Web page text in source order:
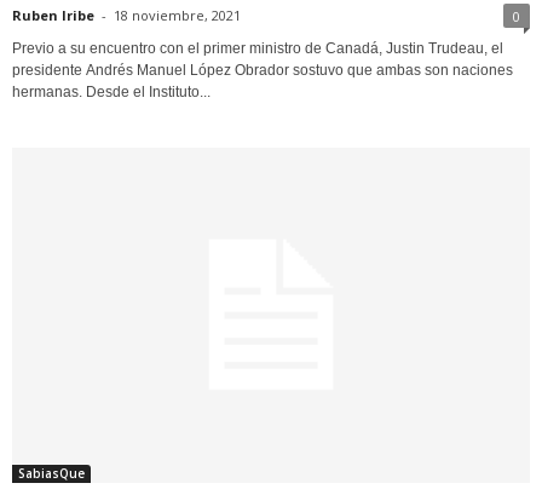
Ruben Iribe - 18 noviembre, 2021 0
Previo a su encuentro con el primer ministro de Canadá, Justin Trudeau, el
presidente Andrés Manuel López Obrador sostuvo que ambas son naciones
hermanas. Desde el Instituto...
SabiasQue